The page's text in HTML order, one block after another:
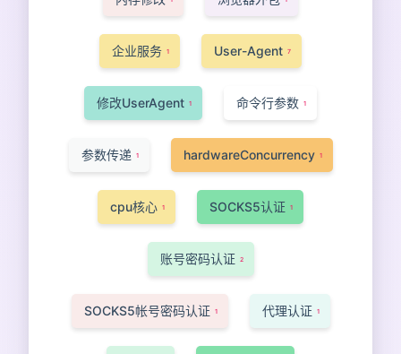
企业服务 1 User-Agent 7
修改UserAgent 1 命令行参数 1
参数传递 1 hardwareConcurrency 1
cpu核心 1 SOCKS5认证 1
账号密码认证 2
SOCKS5帐号密码认证 1 代理认证 1